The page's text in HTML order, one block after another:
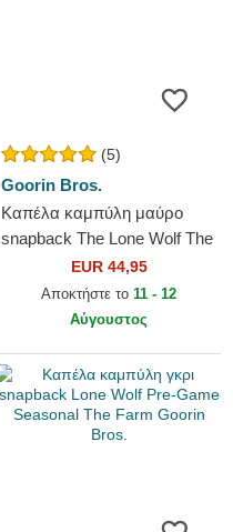
(5)
Goorin Bros.
Καπέλα καμπύλη μαύρο
snapback The Lone Wolf The
Farm Goorin Bros.
EUR 44,95
Αποκτήστε το 11 - 12
Αύγουστος